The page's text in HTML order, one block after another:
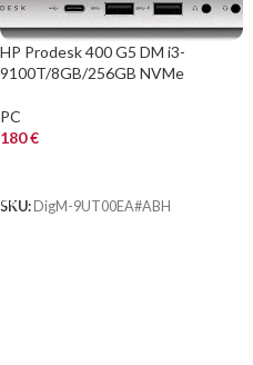
HP Prodesk 400 G5 DM i3-
9100T/8GB/256GB NVMe
PC
180€
SKU: DigM-9UT00EA#ABH